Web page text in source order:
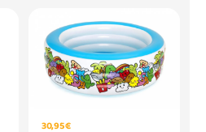
30,95 €